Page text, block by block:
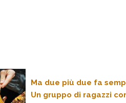
Ma due più due fa
Un gruppo di ragazzi